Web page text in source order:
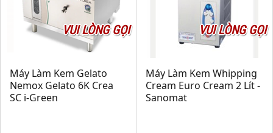
VUI LÒNG GỌI
Máy Làm Kem Gelato
Nemox Gelato 6K Crea
SC i-Green
VUI LÒNG GỌI
Máy Làm Kem Whipping
Cream Euro Cream 2 Lít -
Sanomat